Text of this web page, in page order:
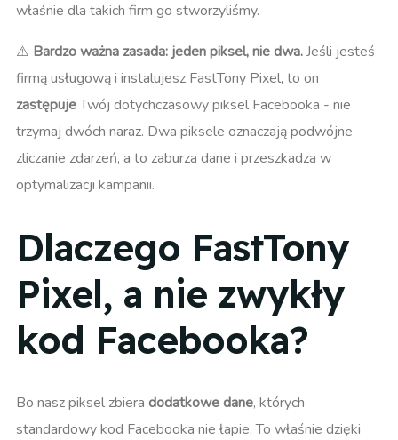
właśnie dla takich firm go stworzyliśmy.
⚠️ Bardzo ważna zasada: jeden piksel, nie dwa.Jeśli jesteś
firmą usługową i instalujesz FastTony Pixel, to on
zastępujeTwój dotychczasowy piksel Facebooka - nie
trzymaj dwóch naraz. Dwa piksele oznaczają podwójne
zliczanie zdarzeń, a to zaburza dane i przeszkadza w
optymalizacji kampanii.
Dlaczego FastTony
Pixel, a nie zwykły
kod Facebooka?
Bo nasz piksel zbiera dodatkowe dane, których
standardowy kod Facebooka nie łapie. To właśnie dzięki